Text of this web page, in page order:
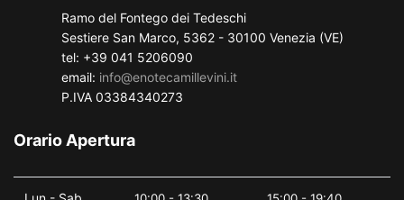
Ramo del Fontego dei Tedeschi
Sestiere San Marco, 5362 - 30100 Venezia (VE)
tel: +39 041 5206090
email: info@enotecamillevini.it
P.IVA 03384340273
Orario Apertura